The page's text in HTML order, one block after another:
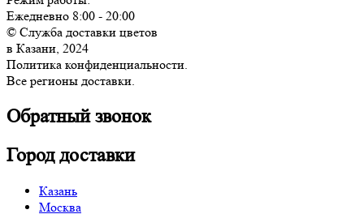
Ежедневно 8:00 - 20:00
© Служба доставки цветов
в Казани, 2024
Политика конфиденциальности.
Все регионы доставки.
Обратный звонок
Город доставки
Казань
Москва